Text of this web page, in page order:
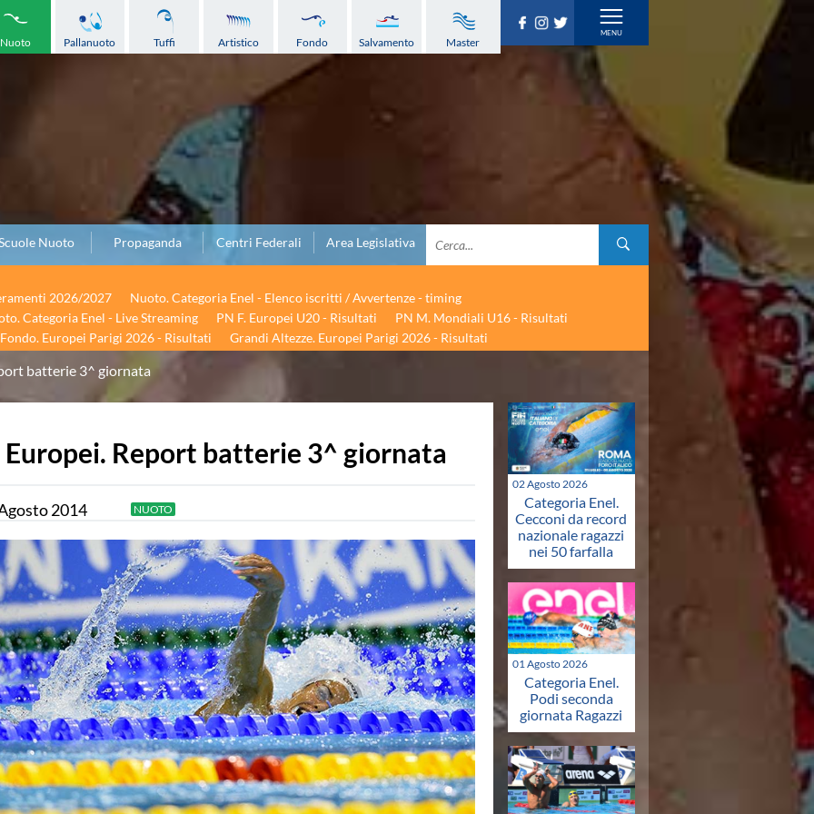
Nuoto Pallanuoto Tuffi Artistico Fondo Salvamento Master
Nuoto Propaganda Centri Federali Area Legislativa
2026/2027
Nuoto. Categoria Enel - Elenco iscritti / Avvertenze - timing
Categoria Enel - Live Streaming PN F. Europei U20 - Risultati
PN M. Mondiali U16 - Risultati
Fondo. Europei Parigi 2026 - Risultati Grandi Altezze. Europei Parigi 2026 - Risultati
batterie 3^ giornata
Europei. Report batterie 3^ giornata
2014 NUOTO
02 Agosto 2026
Categoria Enel.
Cecconi da record
nazionale ragazzi
nei 50 farfalla
01 Agosto 2026
Categoria Enel.
Podi seconda
giornata Ragazzi